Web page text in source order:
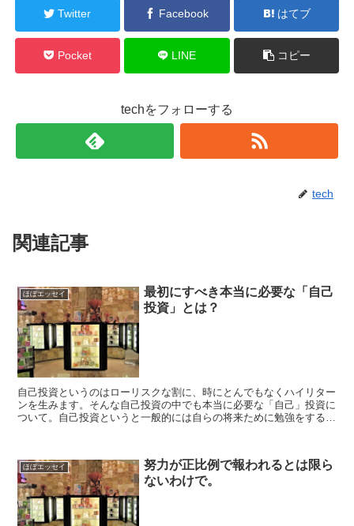
Twitter Facebook はてブ
Pocket LINE コピー
techをフォローする
tech
関連記事
ほぼエッセイ
最初にすべき本当に必要な「自己
投資」とは？
自己投資というのはローリスクな割に、時にとんでもなくハイリター
ンを生みます。そんな自己投資の中でも本当に必要な「自己」投資に
ついて。自己投資というと一般的には自らの将来ために勉強をすると
ほぼエッセイ
努力が正比例で報われるとは限ら
ないわけで。